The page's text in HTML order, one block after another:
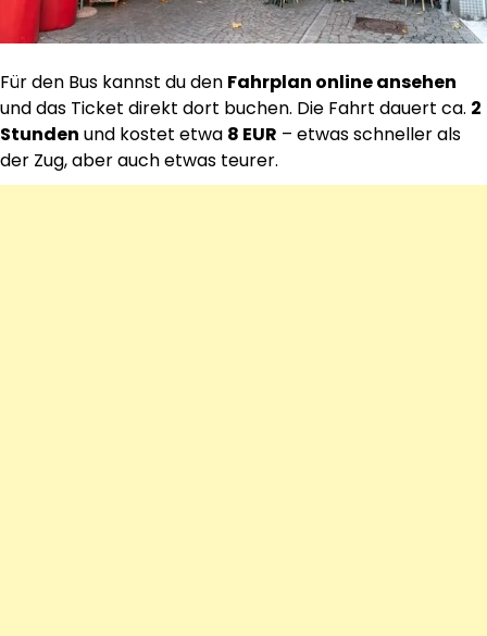
Für den Bus kannst du den Fahrplan online ansehen
und das Ticket direkt dort buchen. Die Fahrt dauert ca. 2
Stunden und kostet etwa 8 EUR – etwas schneller als
der Zug, aber auch etwas teurer.